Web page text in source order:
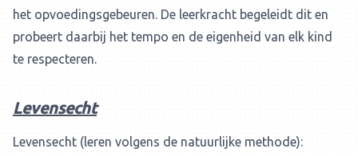
het opvoedingsgebeuren. De leerkracht begeleidt dit en
probeert daarbij het tempo en de eigenheid van elk kind
te respecteren.
Levensecht
Levensecht (leren volgens de natuurlijke methode):